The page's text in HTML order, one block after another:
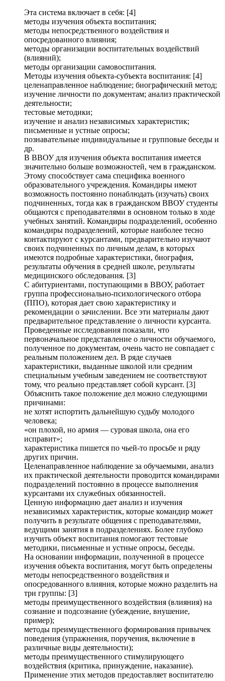
Эта система включает в себя: [4]
методы изучения объекта воспитания;
методы непосредственного воздействия и
опосредованного влияния;
методы организации воспитательных воздействий
(влияний);
методы организации самовоспитания.
Методы изучения объекта-субъекта воспитания: [4]
целенаправленное наблюдение; биографический метод;
изучение личности по документам; анализ практической
деятельности;
тестовые методики;
изучение и анализ независимых характеристик;
письменные и устные опросы;
познавательные индивидуальные и групповые беседы и
др.
В ВВОУ для изучения объекта воспитания имеется
значительно больше возможностей, чем в гражданском.
Этому способствует сама специфика военного
образовательного учреждения. Командиры имеют
возможность постоянно понаблюдать (изучать) своих
подчиненных, тогда как в гражданском ВВОУ студенты
общаются с преподавателями в основном только в ходе
учебных занятий. Командиры подразделений, особенно
командиры подразделений, которые наиболее тесно
контактируют с курсантами, предварительно изучают
своих подчиненных по личным делам, в которых
имеются подробные характеристики, биография,
результаты обучения в средней школе, результаты
медицинского обследования. [3]
С абитуриентами, поступающими в ВВОУ, работает
группа профессионально-психологического отбора
(ППО), которая дает свою характеристику и
рекомендации о зачислении. Все эти материалы дают
предварительное представление о личности курсанта.
Проведенные исследования показали, что
первоначальное представление о личности обучаемого,
полученное по документам, очень часто не совпадает с
реальным положением дел. В ряде случаев
характеристики, выданные школой или средним
специальным учебным заведением не соответствуют
тому, что реально представляет собой курсант. [3]
Объяснить такое положение дел можно следующими
причинами:
не хотят испортить дальнейшую судьбу молодого
человека;
«он плохой, но армия — суровая школа, она его
исправит»;
характеристика пишется по чьей-то просьбе и ряду
других причин.
Целенаправленное наблюдение за обучаемыми, анализ
их практической деятельности проводится командирами
подразделений постоянно в процессе выполнения
курсантами их служебных обязанностей.
Ценную информацию дает анализ и изучения
независимых характеристик, которые командир может
получить в результате общения с преподавателями,
ведущими занятия в подразделениях. Более глубоко
изучить объект воспитания помогают тестовые
методики, письменные и устные опросы, беседы.
На основании информации, полученной в процессе
изучения объекта воспитания, могут быть определены
методы непосредственного воздействия и
опосредованного влияния, которые можно разделить на
три группы: [3]
методы преимущественного воздействия (влияния) на
сознание и подсознание (убеждение, внушение,
пример);
методы преимущественного формирования привычек
поведения (упражнения, поручения, включение в
различные виды деятельности);
методы преимущественного стимулирующего
воздействия (критика, принуждение, наказание).
Применение этих методов предоставляет воспитателю